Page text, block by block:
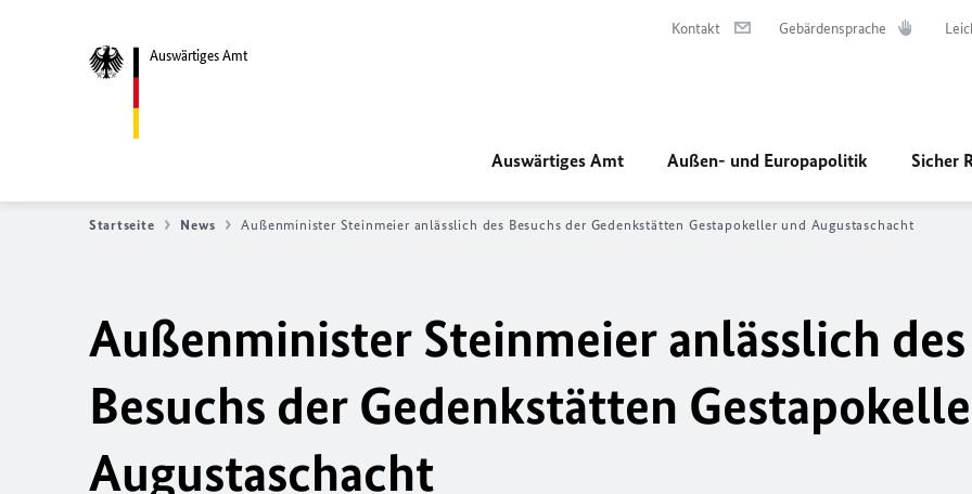
Auswärtiges Amt
Kontakt Gebärdensprache
Auswärtiges Amt Außen- und Europapolitik Sicher
Startseite News Außenminister Steinmeier anlässlich des Besuchs der Gedenkstätten Gestapokeller und Augustaschacht
Außenminister Steinmeier anlässlich des
Besuchs der Gedenkstätten
Augustaschacht